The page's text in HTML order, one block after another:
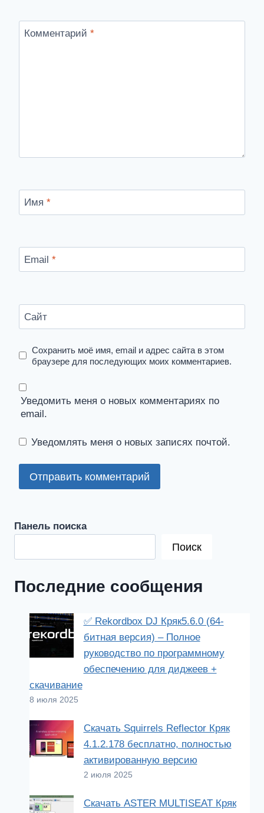
Комментарий *
Имя *
Email *
Сайт
Сохранить моё имя, email и адрес сайта в этом
браузере для последующих моих комментариев.
Уведомить меня о новых комментариях по
email.
Уведомлять меня о новых записях почтой.
Панель поиска
Поиск
Последние сообщения
✅ Rekordbox DJ Кряк5.6.0 (64-
битная версия) – Полное
руководство по программному
обеспечению для диджеев +
скачивание
8 июля 2025
Скачать Squirrels Reflector Кряк
4.1.2.178 бесплатно, полностью
активированную версию
2 июля 2025
Скачать ASTER MULTISEAT Кряк